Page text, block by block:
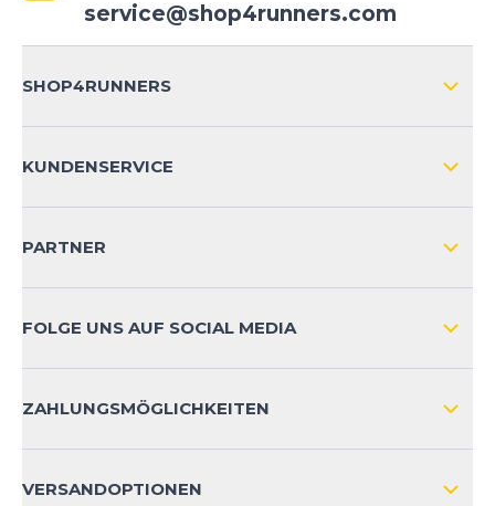
service@shop4runners.com
SHOP4RUNNERS
KUNDENSERVICE
KONTAKT
PRODUKTSICHERHEIT
PARTNER
FOLGE UNS AUF SOCIAL MEDIA
ZAHLUNGSMÖGLICHKEITEN
VERSANDOPTIONEN